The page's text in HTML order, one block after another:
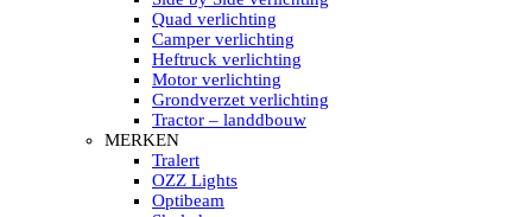
HELLA MARINE LED
Sea Hawk – Light Bars
Sea Hawk – Light Bars – Edge Light
Sea Hawk – Work Lights
RokLUME Led werklampen
HypaLUME Led werklampen
Subcategorieën Hella Marine Led
LED STRIPS
Led strip flexibel Click & Go
Led strip RGB op rol
Led strip IP68 waterdicht
Quad verlichting
Camper verlichting
Heftruck verlichting
Motor verlichting
Grondverzet verlichting
Tractor – landdbouw
MERKEN
Tralert
OZZ Lights
Optibeam